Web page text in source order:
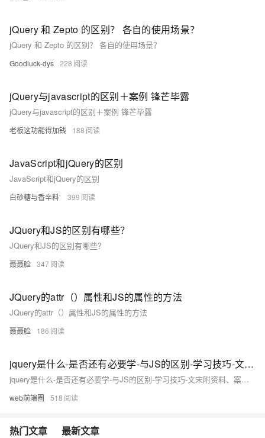
jQuery 和 Zepto 的区别？ 各自的使用场景？
jQuery 和 Zepto 的区别？ 各自的使用场景？
Goodluck-dys 228
jQuery与javascript的区别＋案例 锋芒毕露
jQuery与javascript的区别＋案例 锋芒毕露
老板这功能得加钱 188
JavaScript和jQuery的区别
JavaScript和jQuery的区别
白砂糖与香辛料` 399
JQuery和JS的区别有哪些？
JQuery和JS的区别有哪些？
聂聂脸 347
JQuery的attr（）属性和JS的属性的方法
JQuery的attr（）属性和JS的属性的方法
聂聂脸 186
jquery是什么-是否还有必要学-与JS的区别-学习技巧-文末附资料、案例、作业
jquery是什么-是否还有必要学-与JS的区别-学习技巧-文末附资料、案例、作业
web前端圈 518
热门文章 最新文章